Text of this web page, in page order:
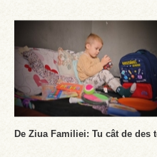
De Ziua Familiei: Tu cât de